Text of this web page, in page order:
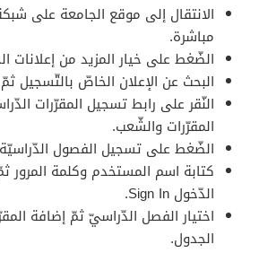
الانتقال إلى موقع الجامعة على
مباشرة.
الضّغط على خيار المزيد من إعلانات
البحث عن الإعلان الخاصّ بالتّسجيل
النّقر على رابط تسجيل المقرّرات
المقرّرات والشّعب.
الضّغط على تسجيل الفصول الدّراسيّة Register for Classes.
كتابة اسم المستخدم وكلمة
الدّخول Sign In.
اختيار الفصل الدّراسيّ ثمّ إضافة
الجدول.